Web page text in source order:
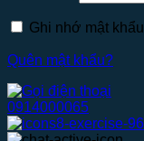
Ghi nhớ mật khẩu
Quên mật khẩu?
0914000065